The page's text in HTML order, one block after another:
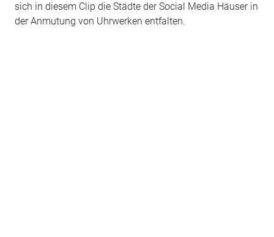
sich in diesem Clip die Städte der Social Media Häuser in
der Anmutung von Uhrwerken entfalten.